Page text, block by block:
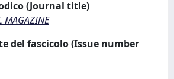
(Journal title)
MAGAZINE
del fascicolo (Issue number